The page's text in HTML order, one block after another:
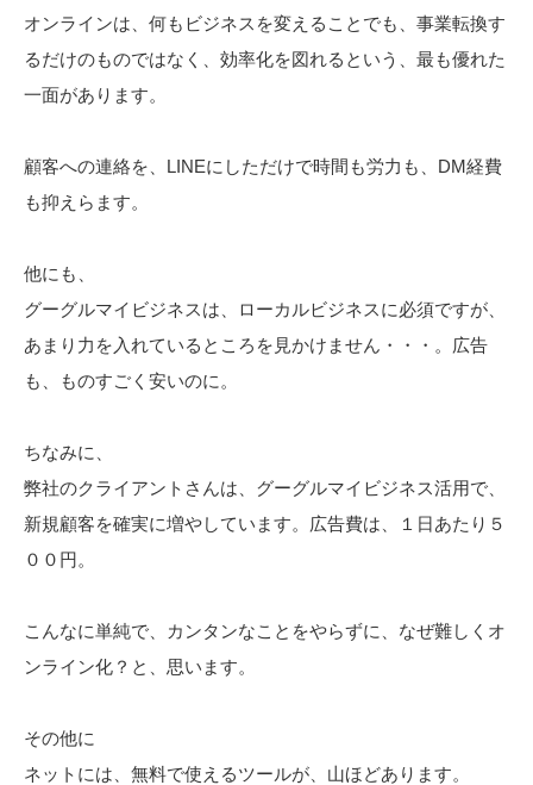
オンラインは、何もビジネスを変えることでも、事業転換す
るだけのものではなく、効率化を図れるという、最も優れた
一面があります。
顧客への連絡を、LINEにしただけで時間も労力も、DM経費
も抑えらます。
他にも、
グーグルマイビジネスは、ローカルビジネスに必須ですが、
あまり力を入れているところを見かけません・・・。広告
も、ものすごく安いのに。
ちなみに、
弊社のクライアントさんは、グーグルマイビジネス活用で、
新規顧客を確実に増やしています。広告費は、１日あたり５
００円。
こんなに単純で、カンタンなことをやらずに、なぜ難しくオ
ンライン化？と、思います。
その他に
ネットには、無料で使えるツールが、山ほどあります。